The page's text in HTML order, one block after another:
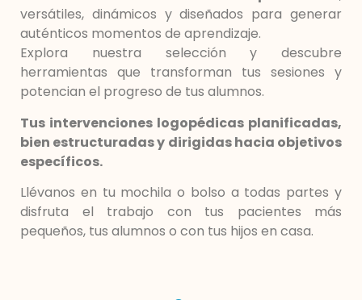
versátiles, dinámicos y diseñados para generar
auténticos momentos de aprendizaje.
Explora nuestra selección y descubre
herramientas que transforman tus sesiones y
potencian el progreso de tus alumnos.
Tus intervenciones logopédicas planificadas,
bien estructuradas y dirigidas hacia objetivos
específicos.
Llévanos en tu mochila o bolso a todas partes y
disfruta el trabajo con tus pacientes más
pequeños, tus alumnos o con tus hijos en casa.